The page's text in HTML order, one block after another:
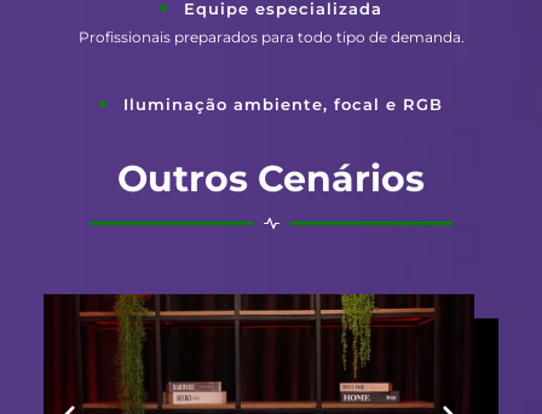
Equipe especializada
Profissionais preparados para todo tipo de demanda.
Iluminação ambiente, focal e RGB
Outros Cenários